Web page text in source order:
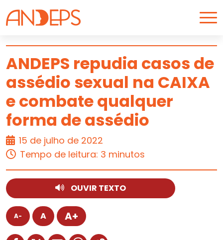
Skip to content
ARTIGO
ANDEPS repudia casos de
assédio sexual na CAIXA
e combate qualquer
forma de assédio
15 de julho de 2022
Tempo de leitura: 3 minutos
OUVIR TEXTO
A- A A+